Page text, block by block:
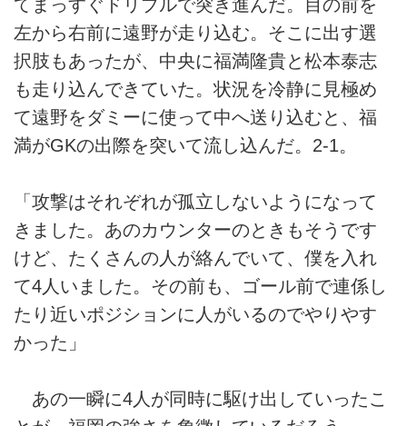
てまっすぐドリブルで突き進んだ。目の前を
左から右前に遠野が走り込む。そこに出す選
択肢もあったが、中央に福満隆貴と松本泰志
も走り込んできていた。状況を冷静に見極め
て遠野をダミーに使って中へ送り込むと、福
満がGKの出際を突いて流し込んだ。2-1。
「攻撃はそれぞれが孤立しないようになって
きました。あのカウンターのときもそうです
けど、たくさんの人が絡んでいて、僕を入れ
て4人いました。その前も、ゴール前で連係し
たり近いポジションに人がいるのでやりやす
かった」
あの一瞬に4人が同時に駆け出していったこ